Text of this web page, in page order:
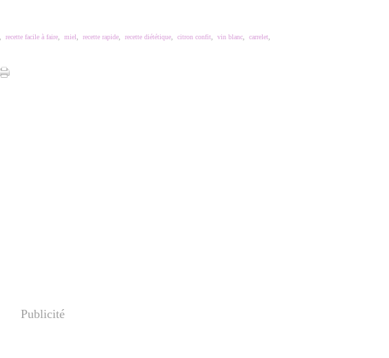
recette facile à faire miel recette rapide recette diététique citron confit vin blanc carrelet
Publicité